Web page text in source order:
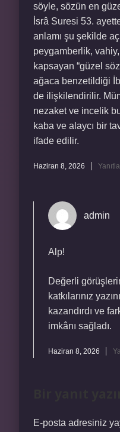
söyle, sözün en
İsrâ Suresi 53.
anlamı şu şekilde
peygamberlik,
kapsayan “güzel
ağaca benzetildiği
de ilişkilendirilir.
nezaket ve incelik
kaba ve alaycı bir
ifade edilir.
Haziran 8, 2026 Yanıtla
admin
Alp!
Değerli
katkılarınız
kazandırdı ve
imkânı sağladı.
Haziran 8, 2026
E-posta adresiniz